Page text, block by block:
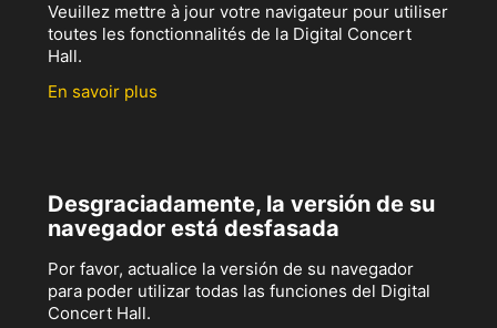
Veuillez mettre à jour votre navigateur pour utiliser
toutes les fonctionnalités de la Digital Concert
Hall.
En savoir plus
Desgraciadamente, la versión de su
navegador está desfasada
Por favor, actualice la versión de su navegador
para poder utilizar todas las funciones del Digital
Concert Hall.